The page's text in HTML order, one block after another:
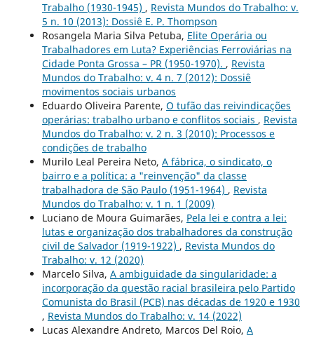
Trabalho (1930-1945) , Revista Mundos do Trabalho: v.
5 n. 10 (2013): Dossiê E. P. Thompson
Rosangela Maria Silva Petuba, Elite Operária ou
Trabalhadores em Luta? Experiências Ferroviárias na
Cidade Ponta Grossa – PR (1950-1970). , Revista
Mundos do Trabalho: v. 4 n. 7 (2012): Dossiê
movimentos sociais urbanos
Eduardo Oliveira Parente, O tufão das reivindicações
operárias: trabalho urbano e conflitos sociais , Revista
Mundos do Trabalho: v. 2 n. 3 (2010): Processos e
condições de trabalho
Murilo Leal Pereira Neto, A fábrica, o sindicato, o
bairro e a política: a "reinvenção" da classe
trabalhadora de São Paulo (1951-1964) , Revista
Mundos do Trabalho: v. 1 n. 1 (2009)
Luciano de Moura Guimarães, Pela lei e contra a lei:
lutas e organização dos trabalhadores da construção
civil de Salvador (1919-1922) , Revista Mundos do
Trabalho: v. 12 (2020)
Marcelo Silva, A ambiguidade da singularidade: a
incorporação da questão racial brasileira pelo Partido
Comunista do Brasil (PCB) nas décadas de 1920 e 1930
, Revista Mundos do Trabalho: v. 14 (2022)
Lucas Alexandre Andreto, Marcos Del Roio, A